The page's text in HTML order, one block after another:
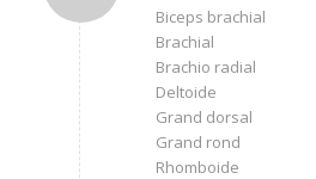
Biceps brachial
Brachial
Brachio radial
Deltoide
Grand dorsal
Grand rond
Rhomboide